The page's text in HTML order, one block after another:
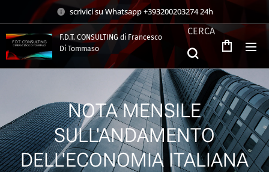
scrivici su Whatsapp +393200203274 24h
F.D.T. CONSULTING di Francesco
Di Tommaso
CERCA
NOTA MENSILE
SULL'ANDAMENTO
DELL'ECONOMIA ITALIANA